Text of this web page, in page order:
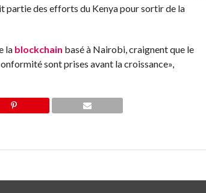
des efforts du Kenya pour sortir de la
la blockchain basé à Nairobi, craignent que le
sont prises avant la croissance»,